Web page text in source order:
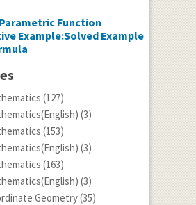
Parametric Function
Example:Solved Example
(127)
(3)
(153)
(3)
(163)
(3)
Geometry(35)